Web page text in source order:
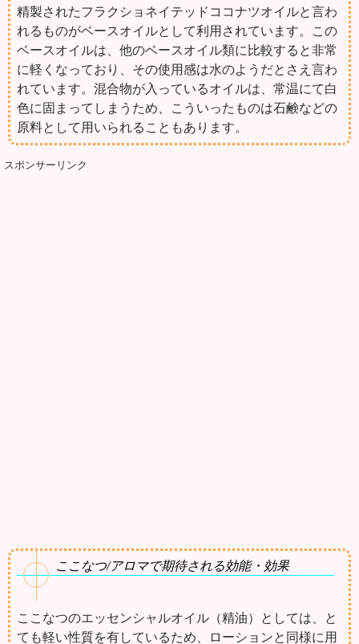
精製されたフラクショネイテッドココナツオイルと言わ
れるものがベースオイルとして利用されています。この
ベースオイルは、他のベースオイル類に比較すると非常
に軽くなっており、その使用感は水のようだとさえ言わ
れています。混合物が入っているオイルは、常温にて白
色に固まってしまうため、こういったものは石鹸などの
原料として用いられることもあります。
スポンサーリンク
ここなつ/アロマで期待される効能・効果
ここなつのエッセンシャルオイル（精油）としては、と
ても軽い性質を有しているため、ローションと同様に用